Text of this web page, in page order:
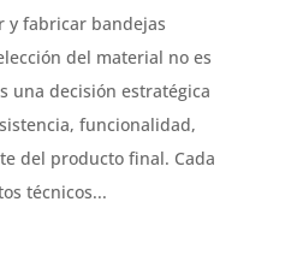
y fabricar bandejas
del material no es
una decisión estratégica
funcionalidad,
del producto final. Cada
técnicos...